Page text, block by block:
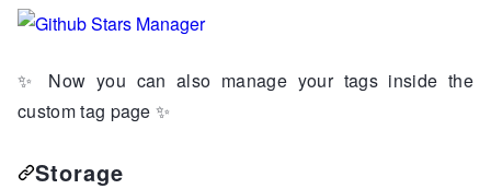
✨
Now you can also manage your tags inside the
custom tag page✨
Storage